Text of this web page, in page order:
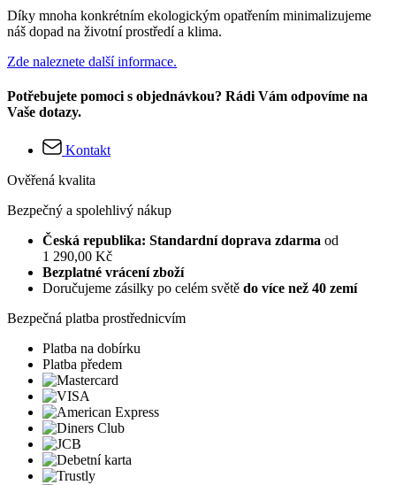
Díky mnoha konkrétním ekologickým opatřením minimalizujeme
náš dopad na životní prostředí a klima.
Zde naleznete další informace.
Potřebujete pomoci s objednávkou? Rádi Vám odpovíme na
Vaše dotazy.
Kontakt
Ověřená kvalita
Bezpečný a spolehlivý nákup
Česká republika: Standardní doprava zdarma od
1 290,00 Kč
Bezplatné vrácení zboží
Doručujeme zásilky po celém světě do více než 40 zemí
Bezpečná platba prostřednicvím
Platba na dobírku
Platba předem